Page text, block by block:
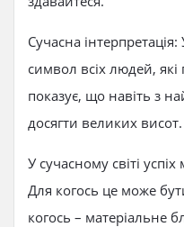
Сучасна
символ всіх людей, які
показує, що навіть з
досягти великих висот.
У сучасному світі
Для когось це може
когось – матеріальне